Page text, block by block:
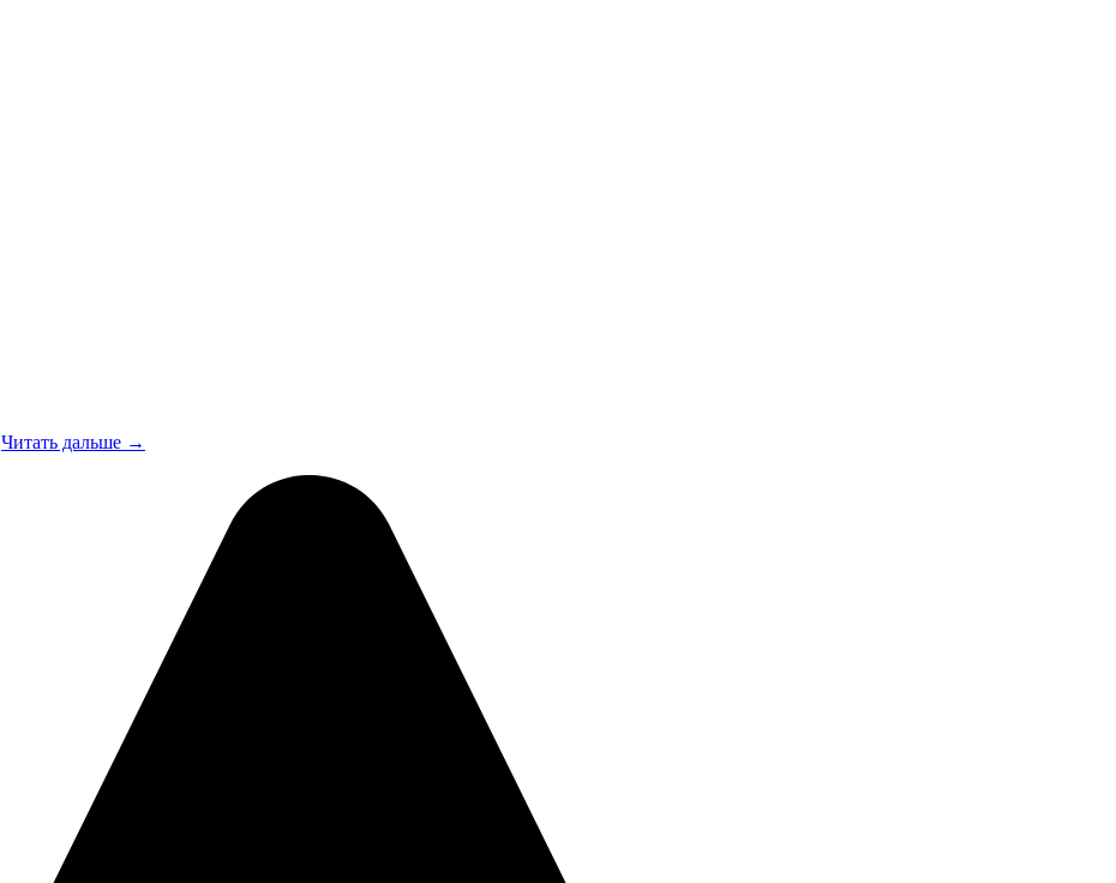
Читать дальше →